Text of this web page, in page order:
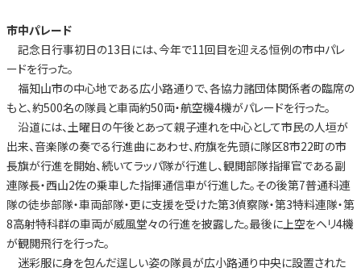
市中パレード
記念日行事初日の13日には、今年で11回目を迎える恒例の市中パレ
ードを行った。
福知山市の中心地である広小路通りで、各協力諸団体関係者の臨席の
もと、約500名の隊員と車両約50両・航空機4機がパレードを行った。
沿道には、土曜日の午後とあって親子連れを中心として市民の人垣が
出来、音楽隊の奏でる行進曲にあわせ、府旗を先頭に隊区8市22町の市
長旗が行進を開始、続いてラッパ隊が行進し、観閲部隊指揮官である副
連隊長・西山2佐の乗車した指揮通信車が行進した。その後第7普通科連
隊の徒歩部隊・車両部隊・更に支援を受けた第3偵察隊・第3特料連隊・第
8高射特科群の車両が威風堂々の行進を披露した。最後に上空をヘリ4機
が観閲飛行を行った。
迷彩服に身を包んだ逞しい姿の隊員が広小路通り中央に設置された